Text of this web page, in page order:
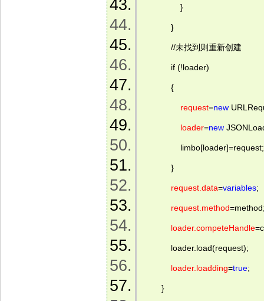
}
}
//未找到则重新创建
if (!loader)
{
request=new
loader=new
}
request.data=variables;
request.method
loader.competeHandle
loader.load(request);
loader.loadding=true;
}